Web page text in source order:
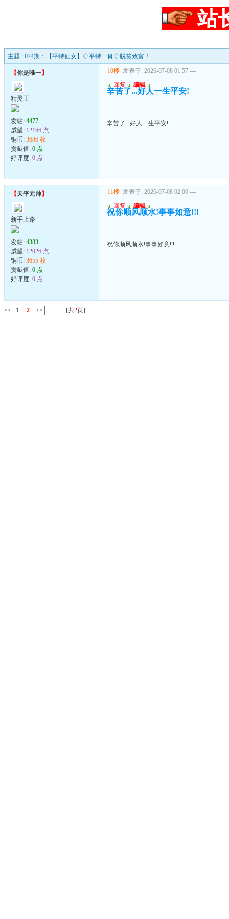
站
主题 : 074期：【平特仙女】◇平特一肖◇脱贫致富！
【你是唯一】
精灵王
发帖: 4477
威望: 12166 点
铜币: 3686 枚
贡献值: 0 点
好评度: 0 点
10楼 发表于: 2026-07-08 01:57 ---
u 回复 u 编辑 u
辛苦了...好人一生平安!
辛苦了...好人一生平安!
【天平元帅】
新手上路
发帖: 4383
威望: 12026 点
铜币: 3655 枚
贡献值: 0 点
好评度: 0 点
11楼 发表于: 2026-07-08 02:00 ---
u 回复 u 编辑 u
祝你顺风顺水!事事如意!!!
祝你顺风顺水!事事如意!!!
<< 1 2 >> [共2页]